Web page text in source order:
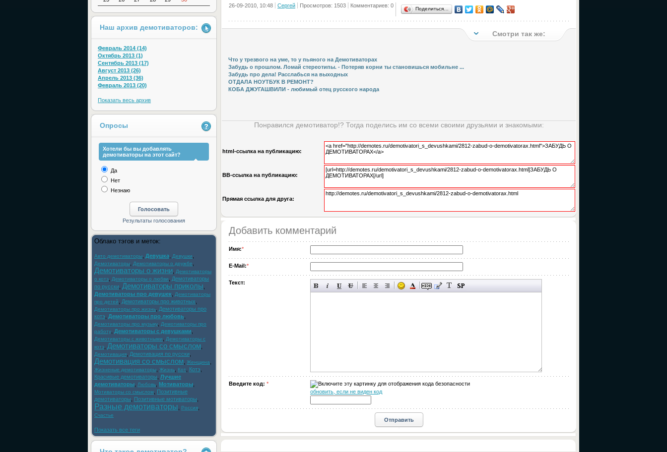
26-09-2010, 10:48 Сергей Просмотров: 1503 Комментариев: 0
Поделиться…
Смотри так же:
Что у трезвого на уме, то у пьяного на Демотиваторах
Забудь о прошлом. Ломай стереотипы. - Потеряв корни ты становишься мобильне ...
Забудь про дела! Расслабься на выходных
ОТДАЛА НОУТБУК В РЕМОНТ?
КОБА ДЖУГАШВИЛИ - любимый отец русского народа
Понравился демотиватор!? Тогда поделись им со всеми своими друзьями и знакомыми:
html-cсылка на публикацию:
BB-cсылка на публикацию:
Прямая ссылка для друга:
Добавить комментарий
Имя:*
E-Mail:*
Текст:
Введите код: *
обновить, если не виден код
Наш архив демотиваторов:
Февраль 2014 (14)
Октябрь 2013 (1)
Сентябрь 2013 (17)
Август 2013 (26)
Апрель 2013 (36)
Февраль 2013 (20)
Показать весь архив
Опросы
Хотели бы вы добавлять
демотиваторы на этот сайт?
Да
Нет
Незнаю
Облако тэгов и меток:
Авто демотиваторы Девушка Девушки
Демотиваторы Демотиваторы о дружбе
Демотиваторы о жизни
Демотиваторы
о котэ
Демотиваторы о любви
Демотиваторы
по русски Демотиваторы приколы
Демотиваторы про девушек
Демотиваторы
про детей
Демотиваторы про животных
Демотиваторы про жизнь
Демотиваторы про
котэ
Демотиваторы про любовь
Демотиваторы про музыку
Демотиваторы про
работу
Демотиваторы с девушками
Демотиваторы с животными
Демотиваторы с
котэ
Демотиваторы со смыслом
Демотивация Демотивация по русски
Демотивация со смыслом Женщина
Жизненые демотиваторы Жизнь Кот Котэ
Красивые демотиваторы Лучшие
демотиваторы
Любовь Мотиваторы
Мотиваторы со смыслом
Позитивные
демотиваторы
Позитивные мотиваторы
Разные демотиваторы Россия
Счастье
Показать все теги